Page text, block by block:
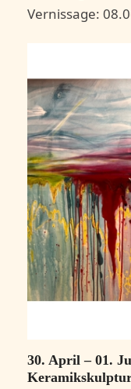
Vernissage:
30. April – 01.